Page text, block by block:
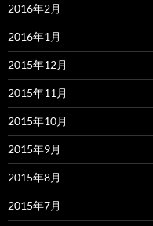
2016年2月
2016年1月
2015年12月
2015年11月
2015年10月
2015年9月
2015年8月
2015年7月